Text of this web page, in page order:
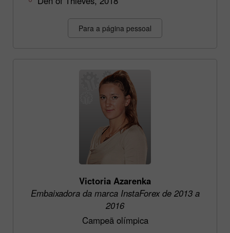
Para a página pessoal
Victoria Azarenka
Embaixadora da marca InstaForex de 2013 a
2016
Campeã olímpica